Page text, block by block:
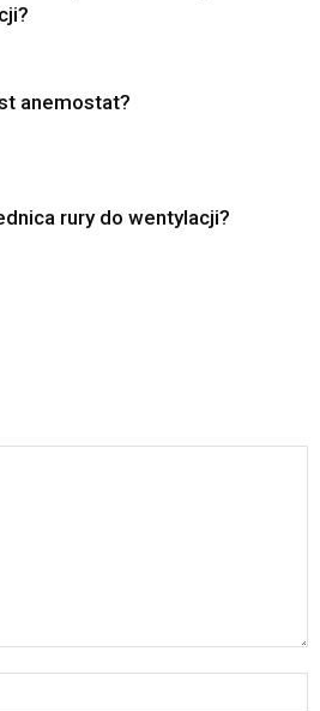
anemostat?
rury do wentylacji?